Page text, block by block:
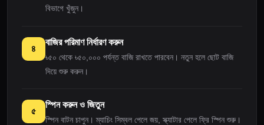
বিভাগে খুঁজুন।
৪
বাজির পরিমাণ নির্ধারণ করুন
৳৫০ থেকে ৳৫০,০০০ পর্যন্ত বাজি রাখতে পারবেন। নতুন হলে ছোট বাজি
দিয়ে শুরু করুন।
৫
স্পিন করুন ও জিতুন
স্পিন বাটন চাপুন। ম্যাচিং সিম্বল পেলে জয়, স্ক্যাটার পেলে ফ্রি স্পিন শুরু।